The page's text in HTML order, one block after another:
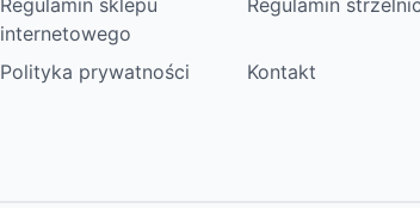
Regulamin sklepu
internetowego
Regulamin
Polityka prywatności Kontakt